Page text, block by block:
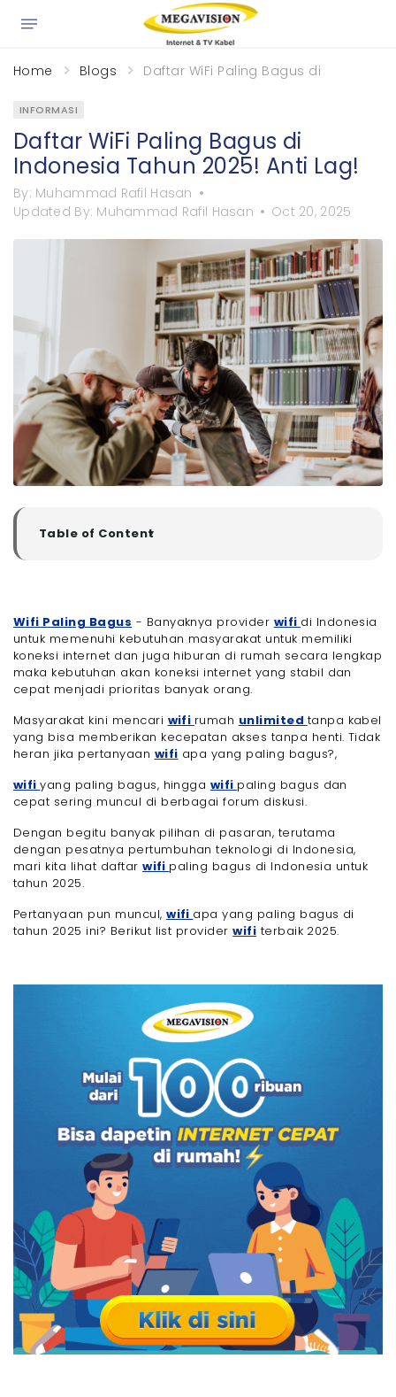
Home Blogs Daftar WiFi Paling Bagus di Indonesia
INFORMASI
Daftar WiFi Paling Bagus di
Indonesia Tahun 2025! Anti Lag!
By: Muhammad Rafil Hasan
Updated By: Muhammad Rafil Hasan Oct 20, 2025
Table of Content
▼
- 3. Layanan Pelanggan yang Responsif
- 4. Harga yang Sesuai Dengan Kualitas
- 5. Bebas FUP atau Batasan yang Jelas
- 6. Teknologi yang Digunakan
Daftar WiFi Paling Bagus di Indonesia Tahun 2025!
- 1. Megavision
- 2. MyRepublic
- 3. Biznet
- 4. MNCPlay
- 6. IndiHome
- 7. Indosat Hifi
Perbandingan 7 Rekomendasi Daftar WiFi Paling
Penutup
Wifi Paling Bagus - Banyaknya provider wifi di Indonesia
untuk memenuhi kebutuhan masyarakat untuk memiliki
koneksi internet dan juga hiburan di rumah secara lengkap
maka kebutuhan akan koneksi internet yang stabil dan
cepat menjadi prioritas banyak orang.
Masyarakat kini mencari wifi rumah unlimited tanpa kabel
yang bisa memberikan kecepatan akses tanpa henti. Tidak
heran jika pertanyaan wifi apa yang paling bagus?,
wifiyang paling bagus, hingga wifi paling bagus dan
cepat sering muncul di berbagai forum diskusi.
Dengan begitu banyak pilihan di pasaran, terutama
dengan pesatnya pertumbuhan teknologi di Indonesia,
mari kita lihat daftarwifi paling bagus di Indonesia untuk
tahun 2025.
Pertanyaan pun muncul,wifi apa yang paling bagus di
tahun 2025 ini? Berikut list providerwifi terbaik 2025.